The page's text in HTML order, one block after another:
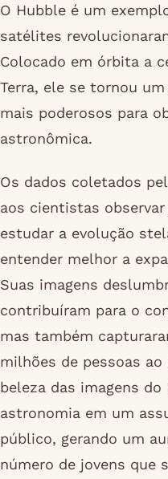
O Hubble é um
satélites
Colocado em órbita a
Terra, ele se tornou
mais poderosos para
astronômica.
Os dados coletados
aos cientistas
estudar a evolução
entender melhor a
Suas imagens
contribuíram para o
mas também
milhões de pessoas
beleza das imagens
astronomia em um
público, gerando um
número de jovens que